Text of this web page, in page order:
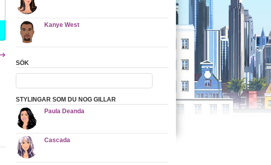
Kanye West
SÖK
STYLINGAR SOM DU NOG GILLAR
Paula Deanda
Cascada